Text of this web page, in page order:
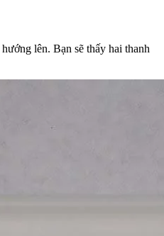
lên. Bạn sẽ thấy hai thanh